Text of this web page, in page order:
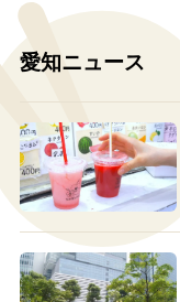
愛知ニュース